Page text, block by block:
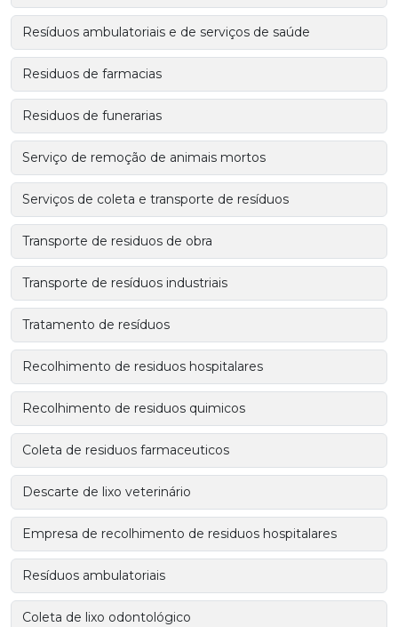
Resíduos ambulatoriais e de serviços de saúde
Residuos de farmacias
Residuos de funerarias
Serviço de remoção de animais mortos
Serviços de coleta e transporte de resíduos
Transporte de residuos de obra
Transporte de resíduos industriais
Tratamento de resíduos
Recolhimento de residuos hospitalares
Recolhimento de residuos quimicos
Coleta de residuos farmaceuticos
Descarte de lixo veterinário
Empresa de recolhimento de residuos hospitalares
Resíduos ambulatoriais
Coleta de lixo odontológico